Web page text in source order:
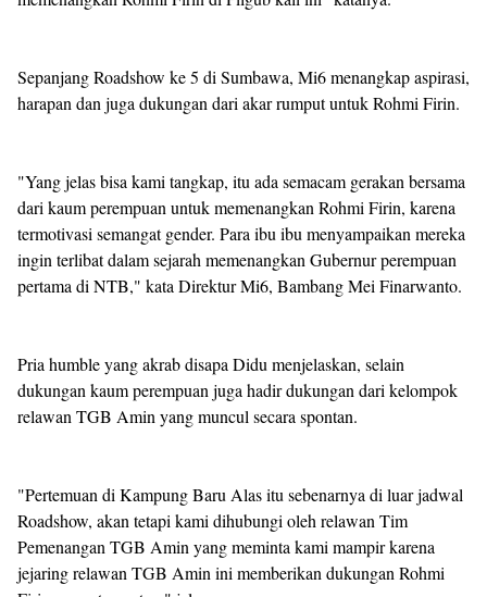
Sepanjang Roadshow ke 5 di Sumbawa, Mi6 menangkap aspirasi,
harapan dan juga dukungan dari akar rumput untuk Rohmi Firin.
"Yang jelas bisa kami tangkap, itu ada semacam gerakan bersama
dari kaum perempuan untuk memenangkan Rohmi Firin, karena
termotivasi semangat gender. Para ibu ibu menyampaikan mereka
ingin terlibat dalam sejarah memenangkan Gubernur perempuan
pertama di NTB," kata Direktur Mi6, Bambang Mei Finarwanto.
Pria humble yang akrab disapa Didu menjelaskan, selain
dukungan kaum perempuan juga hadir dukungan dari kelompok
relawan TGB Amin yang muncul secara spontan.
"Pertemuan di Kampung Baru Alas itu sebenarnya di luar jadwal
Roadshow, akan tetapi kami dihubungi oleh relawan Tim
Pemenangan TGB Amin yang meminta kami mampir karena
jejaring relawan TGB Amin ini memberikan dukungan Rohmi